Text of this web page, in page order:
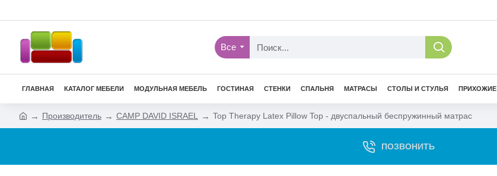
Все
ГЛАВНАЯ КАТАЛОГ МЕБЕЛИ МОДУЛЬНАЯ МЕБЕЛЬ ГОСТИНАЯ СТЕНКИ СПАЛЬНЯ МАТРАСЫ СТОЛЫ И СТУЛЬЯ ПРИХОЖИЕ
Производитель CAMP DAVID ISRAEL Top Therapy Latex Pillow Top - двуспальный беспружинный матрас
ПОЗВОНИТЬ